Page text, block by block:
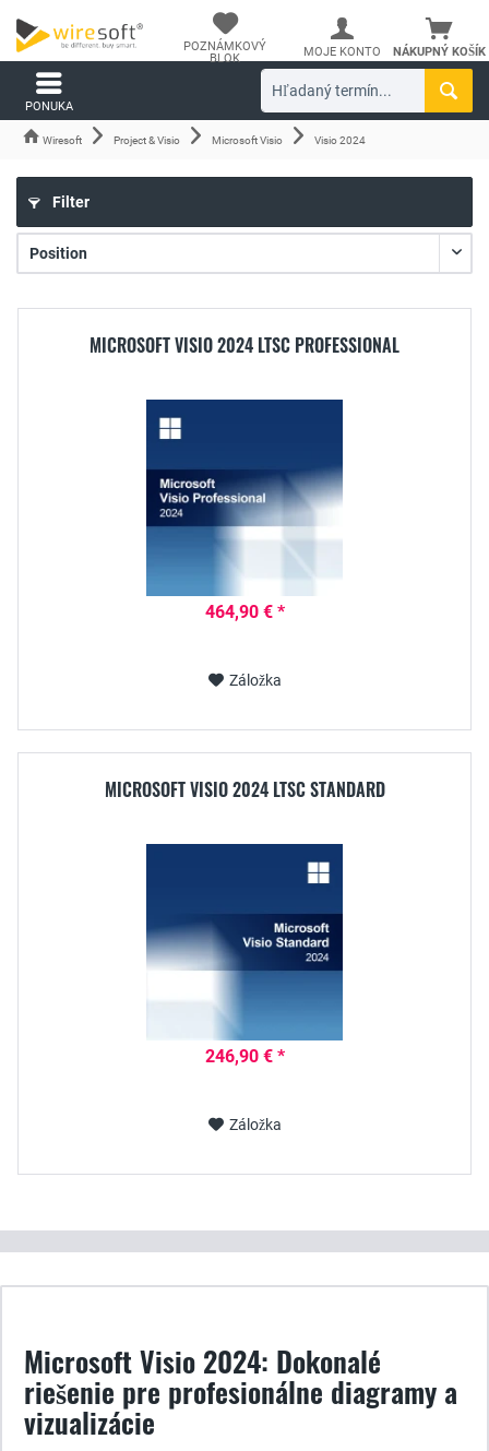
NÁKUPNÝ KOŠÍK
POZNÁMKOVÝ
BLOK
MOJE KONTO
PONUKA
Wiresoft Project & Visio Microsoft Visio Visio 2024
Filter
MICROSOFT VISIO 2024 LTSC PROFESSIONAL
464,90 € *
Záložka
MICROSOFT VISIO 2024 LTSC STANDARD
246,90 € *
Záložka
Microsoft Visio 2024: Dokonalé
riešenie pre profesionálne diagramy a
vizualizácie